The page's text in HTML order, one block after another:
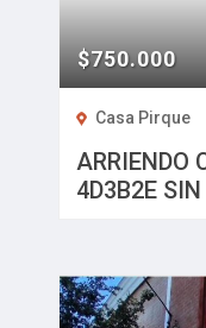
$750.000
Casa Pirque
ARRIENDO
4D3B2E